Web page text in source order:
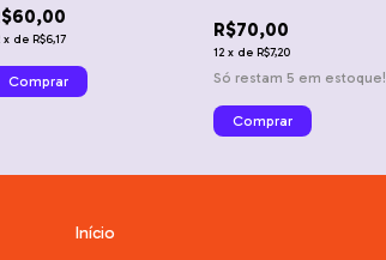
x de R$6,17
Daniel Lopes Saraiva
R$70,00
12 x de R$7,20
Só restam 5 em estoque!
Início